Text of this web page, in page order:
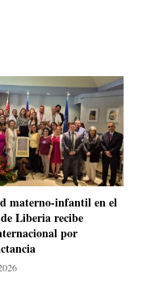
materno-infantil en el
Liberia recibe
por